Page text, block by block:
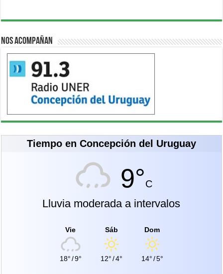
Nos acompañan
Tiempo en Concepción del Uruguay
9°C
Lluvia moderada a intervalos
Vie
18°/9°
Sáb
12°/4°
Dom
14°/5°